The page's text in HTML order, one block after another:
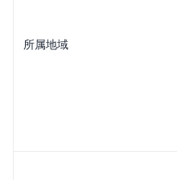
所属地域